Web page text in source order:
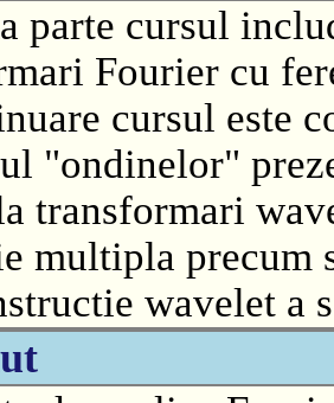
parte cursul
Fourier cu
cursul este
"ondinelor"
transformari
multipla precum
wavelet a